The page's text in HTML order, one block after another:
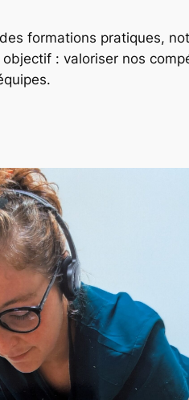
formations pratiques,
: valoriser nos